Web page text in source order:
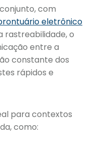
com
eletrônico
rastreabilidade, o
entre a
constante dos
rápidos e
para contextos
como: